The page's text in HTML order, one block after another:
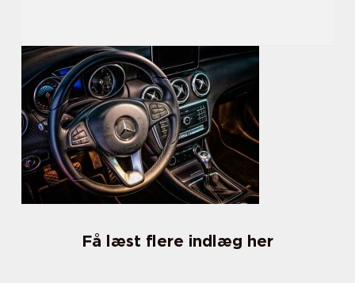
Få læst flere indlæg her